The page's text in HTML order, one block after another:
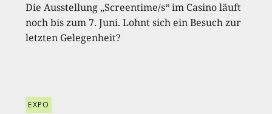
Die Ausstellung „Screentime/s“ im Casino läuft
noch bis zum 7. Juni. Lohnt sich ein Besuch zur
letzten Gelegenheit?
EXPO